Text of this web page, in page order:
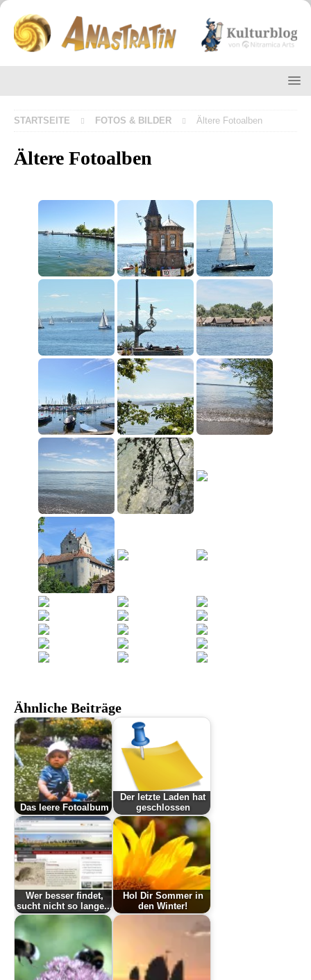
STARTSEITE FOTOS & BILDER Ältere Fotoalben
Ältere Fotoalben
Ähnliche Beiträge
Das leere Fotoalbum
Der letzte Laden hat
geschlossen
Wer besser findet,
sucht nicht so lange...
Hol Dir Sommer in
den Winter!